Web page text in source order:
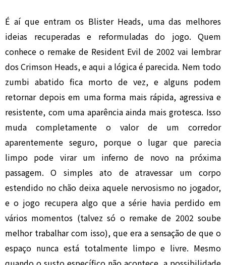
É aí que entram os Blister Heads, uma das melhores
ideias recuperadas e reformuladas do jogo. Quem
conhece o remake de Resident Evil de 2002 vai lembrar
dos Crimson Heads, e aqui a lógica é parecida. Nem todo
zumbi abatido fica morto de vez, e alguns podem
retornar depois em uma forma mais rápida, agressiva e
resistente, com uma aparência ainda mais grotesca. Isso
muda completamente o valor de um corredor
aparentemente seguro, porque o lugar que parecia
limpo pode virar um inferno de novo na próxima
passagem. O simples ato de atravessar um corpo
estendido no chão deixa aquele nervosismo no jogador,
e o jogo recupera algo que a série havia perdido em
vários momentos (talvez só o remake de 2002 soube
melhor trabalhar com isso), que era a sensação de que o
espaço nunca está totalmente limpo e livre. Mesmo